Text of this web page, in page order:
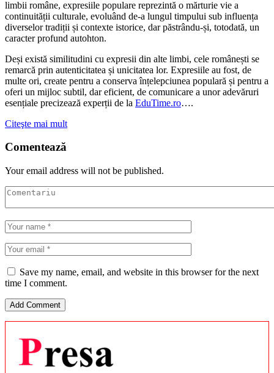
limbii române, expresiile populare reprezintă o mărturie vie a
continuității culturale, evoluând de-a lungul timpului sub influența
diverselor tradiții și contexte istorice, dar păstrându-și, totodată, un
caracter profund autohton.
Deși există similitudini cu expresii din alte limbi, cele românești se
remarcă prin autenticitatea și unicitatea lor. Expresiile au fost, de
multe ori, create pentru a conserva înțelepciunea populară și pentru a
oferi un mijloc subtil, dar eficient, de comunicare a unor adevăruri
esențiale precizează experții de la EduTime.ro….
Citeşte mai mult
Comentează
Your email address will not be published.
Save my name, email, and website in this browser for the next
time I comment.